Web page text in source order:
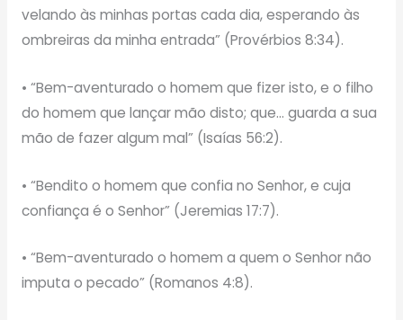
velando às minhas portas cada dia, esperando às
ombreiras da minha entrada” (Provérbios 8:34).
• “Bem-aventurado o homem que fizer isto, e o filho
do homem que lançar mão disto; que… guarda a sua
mão de fazer algum mal” (Isaías 56:2).
• “Bendito o homem que confia no Senhor, e cuja
confiança é o Senhor” (Jeremias 17:7).
• “Bem-aventurado o homem a quem o Senhor não
imputa o pecado” (Romanos 4:8).